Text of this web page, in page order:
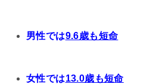
男性では9.6歳も短命
女性では13.0歳も短命